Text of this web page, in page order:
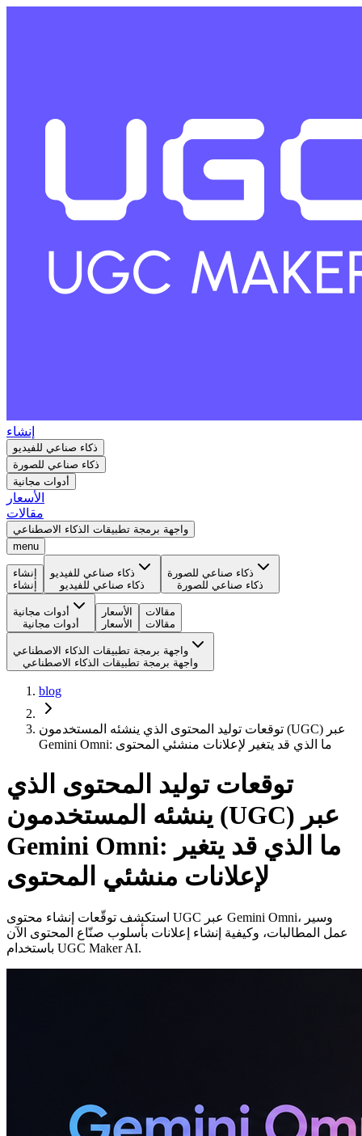
إنشاء
ذكاء صناعي للفيديو
ذكاء صناعي للصورة
أدوات مجانية
الأسعار
مقالات
واجهة برمجة تطبيقات الذكاء الاصطناعي
menu
إنشاء
إنشاء
ذكاء صناعي للفيديو
ذكاء صناعي للفيديو
ذكاء صناعي للصورة
ذكاء صناعي للصورة
أدوات مجانية
أدوات مجانية
الأسعار
الأسعار
مقالات
مقالات
واجهة برمجة تطبيقات الذكاء الاصطناعي
واجهة برمجة تطبيقات الذكاء الاصطناعي
blog
توقعات توليد المحتوى الذي ينشئه المستخدمون (UGC) عبر
Gemini Omni: ما الذي قد يتغير لإعلانات منشئي المحتوى
توقعات توليد المحتوى الذي
ينشئه المستخدمون (UGC) عبر
Gemini Omni: ما الذي قد يتغير
لإعلانات منشئي المحتوى
استكشف توقّعات إنشاء محتوى UGC عبر Gemini Omni، وسير
عمل المطالبات، وكيفية إنشاء إعلانات بأسلوب صنّاع المحتوى الآن
باستخدام UGC Maker AI.